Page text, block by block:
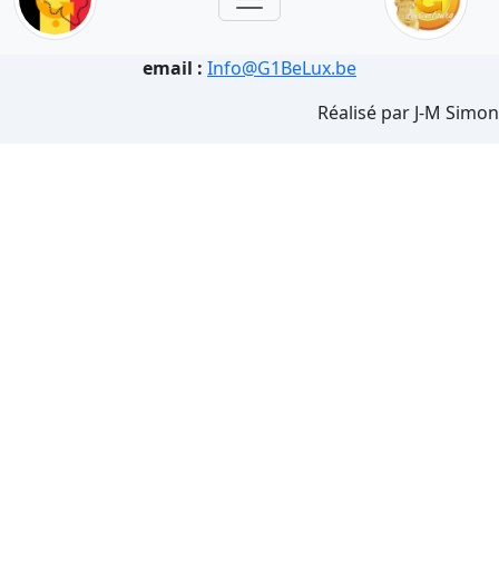
email : Info@G1BeLux.be
Réalisé par J-M Simon